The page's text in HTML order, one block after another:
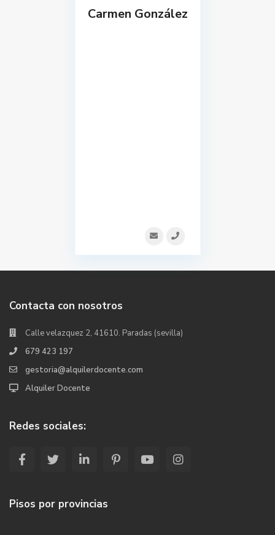
Carmen González
Contacta con nosotros
Calle velazquez 2, 41610. Paradas (sevilla)
679 423 197
gestoria@alquilerdocente.com
Alquiler Docente
Redes sociales:
Pisos por provincias